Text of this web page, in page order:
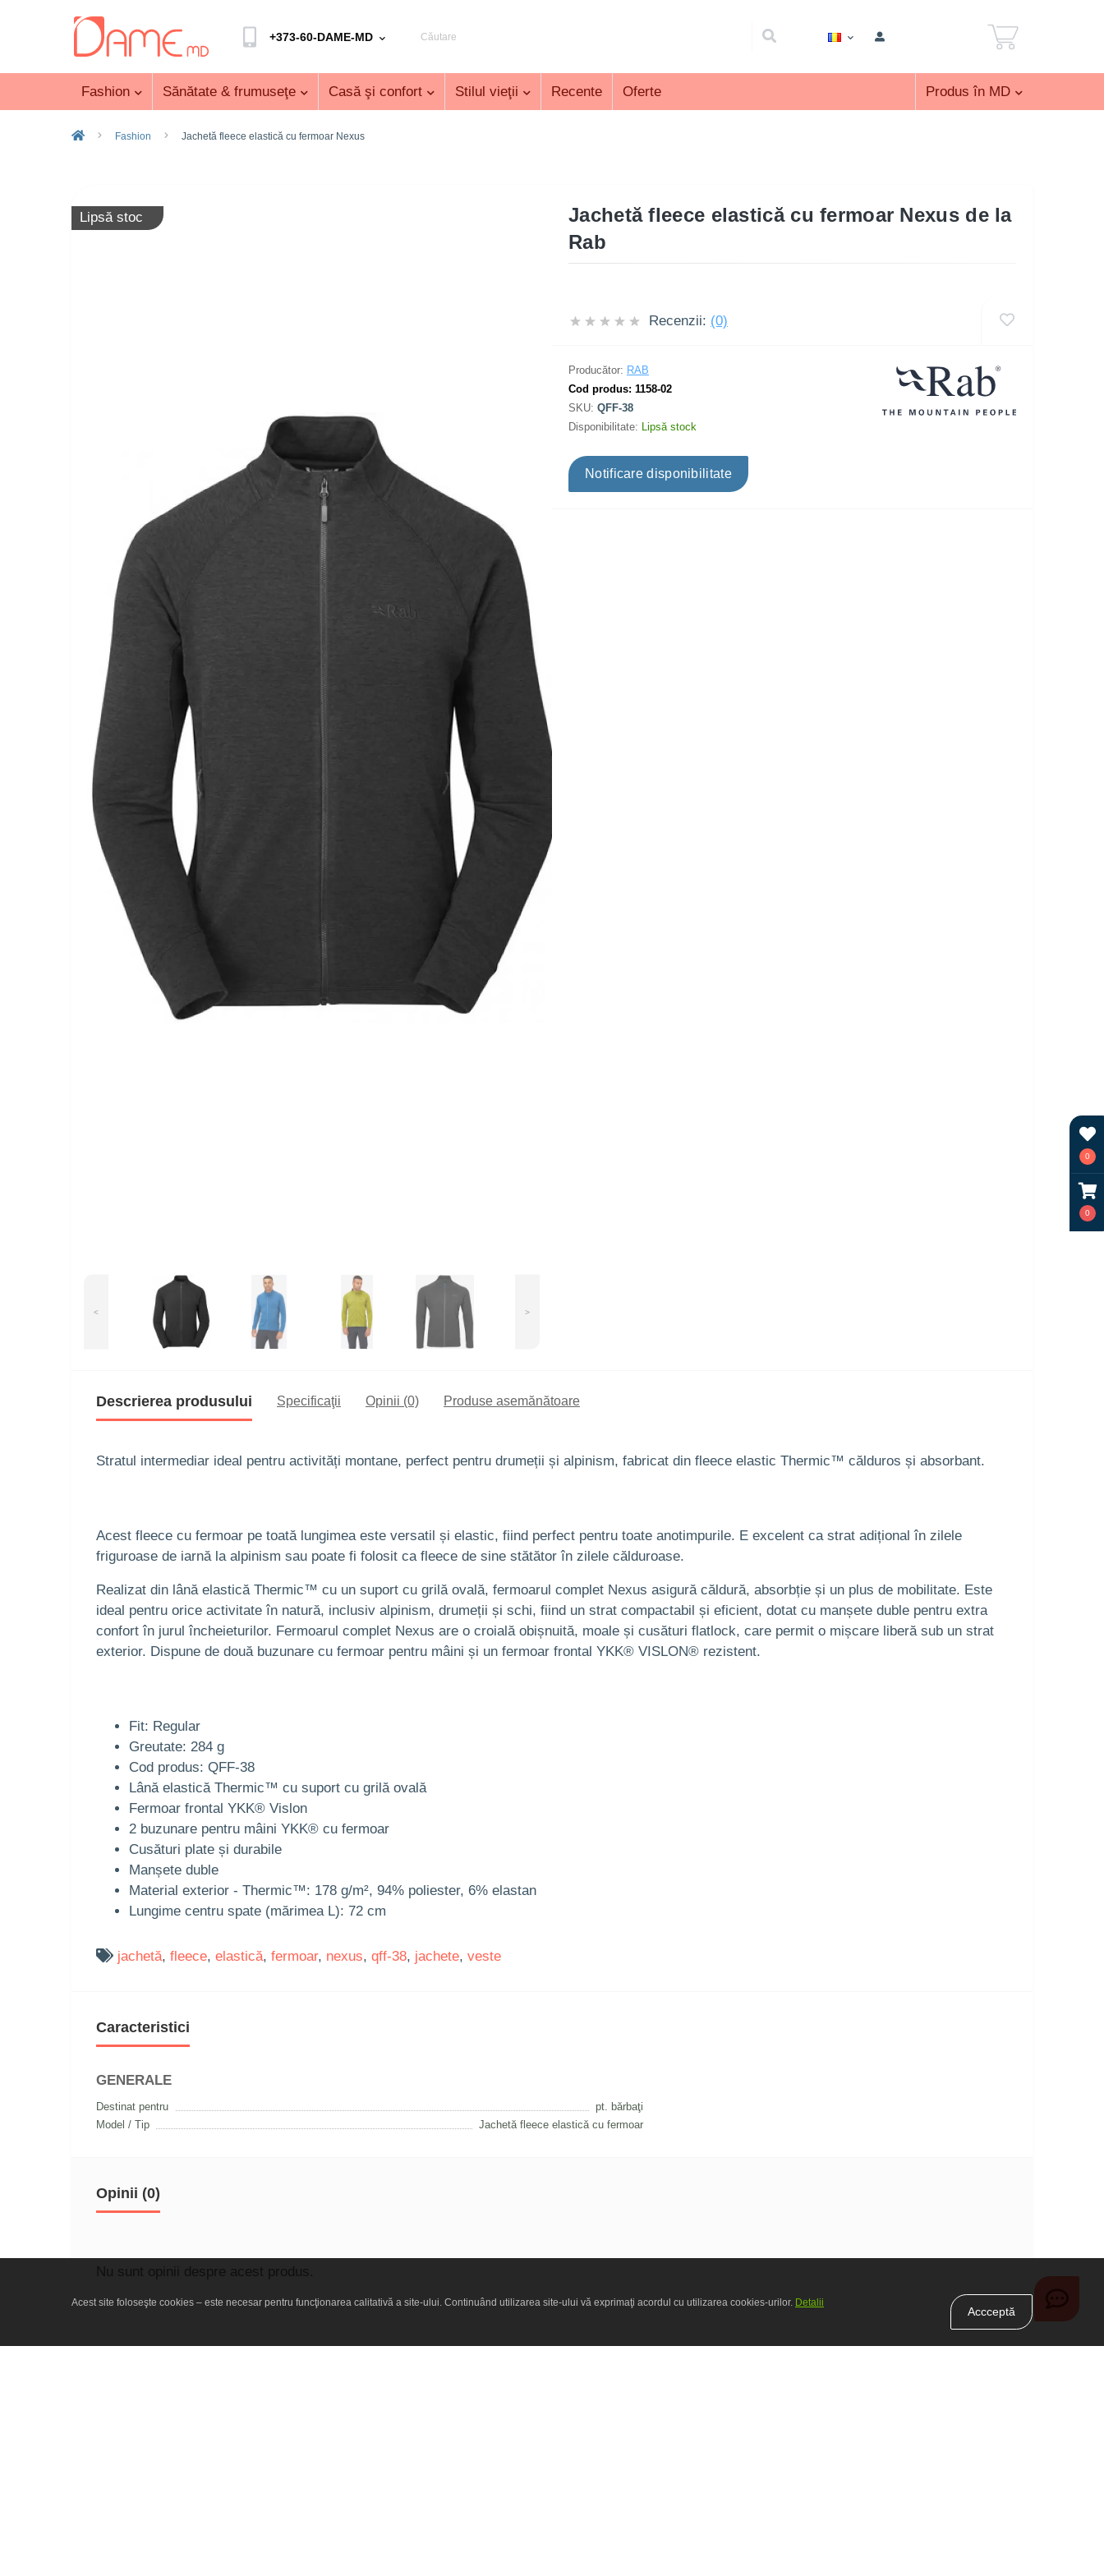
0
0
+373-60-DAME-MD
Fashion Sănătate & frumuseţe Casă şi confort Stilul vieţii Recente Oferte Produs în MD
Fashion Jachetă fleece elastică cu fermoar Nexus
Lipsă stoc
< >
Jachetă fleece elastică cu fermoar Nexus de la
Rab
Recenzii: (0)
Producător: RAB
Cod produs: 1158-02
SKU: QFF-38
Disponibilitate: Lipsă stock
Notificare disponibilitate
Descrierea produsului Specificaţii Opinii (0) Produse asemănătoare
Stratul intermediar ideal pentru activități montane, perfect pentru drumeții și alpinism, fabricat din fleece elastic Thermic™ călduros și absorbant.
Acest fleece cu fermoar pe toată lungimea este versatil și elastic, fiind perfect pentru toate anotimpurile. E excelent ca strat adițional în zilele
friguroase de iarnă la alpinism sau poate fi folosit ca fleece de sine stătător în zilele călduroase.
Realizat din lână elastică Thermic™ cu un suport cu grilă ovală, fermoarul complet Nexus asigură căldură, absorbție și un plus de mobilitate. Este
ideal pentru orice activitate în natură, inclusiv alpinism, drumeții și schi, fiind un strat compactabil și eficient, dotat cu manșete duble pentru extra
confort în jurul încheieturilor. Fermoarul complet Nexus are o croială obișnuită, moale și cusături flatlock, care permit o mișcare liberă sub un strat
exterior. Dispune de două buzunare cu fermoar pentru mâini și un fermoar frontal YKK® VISLON® rezistent.
Fit: Regular
Greutate: 284 g
Cod produs: QFF-38
Lână elastică Thermic™ cu suport cu grilă ovală
Fermoar frontal YKK® Vislon
2 buzunare pentru mâini YKK® cu fermoar
Cusături plate și durabile
Manșete duble
Material exterior - Thermic™: 178 g/m², 94% poliester, 6% elastan
Lungime centru spate (mărimea L): 72 cm
jachetă, fleece, elastică, fermoar, nexus, qff-38, jachete, veste
Caracteristici
GENERALE
Destinat pentru
pt. bărbaţi
Model / Tip
Jachetă fleece elastică cu fermoar
Opinii (0)
Nu sunt opinii despre acest produs.
Acest site foloseşte cookies – este necesar pentru funcţionarea calitativă a site-ului. Continuând utilizarea site-ului vă exprimaţi acordul cu utilizarea cookies-urilor. Detalii
Accceptă